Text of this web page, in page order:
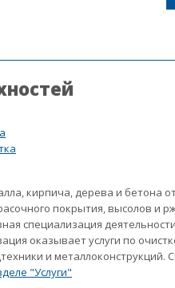
кирпича, дерева и бетона
покрытия, высолов и
специализация
оказывает услуги по
и металлоконструкций.
"Услуги"